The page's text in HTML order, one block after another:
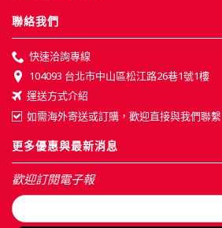
聯絡我們
快速洽詢專線
104093 台北市中山區松江路26巷1號1樓
運送方式介紹
如需海外寄送或訂購，歡迎直接與我們聯繫
更多優惠與最新消息
歡迎訂閱電子報